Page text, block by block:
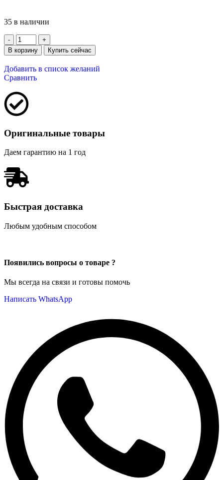
35 в наличии
В корзину Купить сейчас
Добавить в список желаний
Сравнить
Оригинальные товары
Даем гарантию на 1 год
Быстрая доставка
Любым удобным способом
Появились вопросы о товаре ?
Мы всегда на связи и готовы помочь
Написать WhatsApp